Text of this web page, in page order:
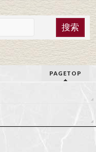
PAGETOP